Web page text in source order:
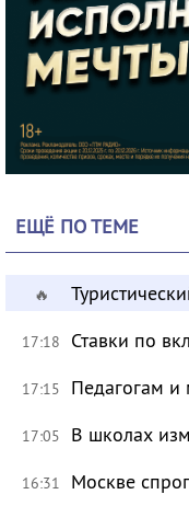
ЕЩЁ ПО ТЕМЕ
🔥
17:18 Ставки по
17:15 Педагогам и
17:05 В школах
16:31 Москве